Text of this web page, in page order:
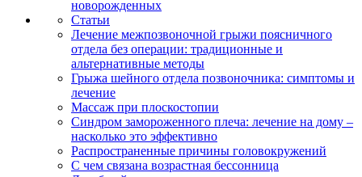
новорожденных
Статьи
Лечение межпозвоночной грыжи поясничного
отдела без операции: традиционные и
альтернативные методы
Грыжа шейного отдела позвоночника: симптомы и
лечение
Массаж при плоскостопии
Синдром замороженного плеча: лечение на дому –
насколько это эффективно
Распространенные причины головокружений
С чем связана возрастная бессонница